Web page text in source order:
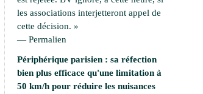
les associations interjetteront appel de
cette décision. »
— Permalien
Périphérique parisien : sa réfection
bien plus efficace qu'une limitation à
50 km/h pour réduire les nuisances